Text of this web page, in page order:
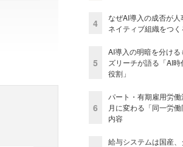
4
なぜAI導入の成否が
ネイティブ組織をつ
5
AI導入の明暗を分け
ズリーチが語る「AI
役割」
6
パート・有期雇用労
月に変わる「同一労
内容
給与システムは国産